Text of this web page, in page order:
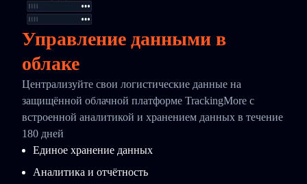
Управление данными в
облаке
Централизуйте свои логистические данные на
защищённой облачной платформе TrackingMore с
встроенной аналитикой и хранением данных в течение
180 дней
Единое хранение данных
Аналитика и отчётность